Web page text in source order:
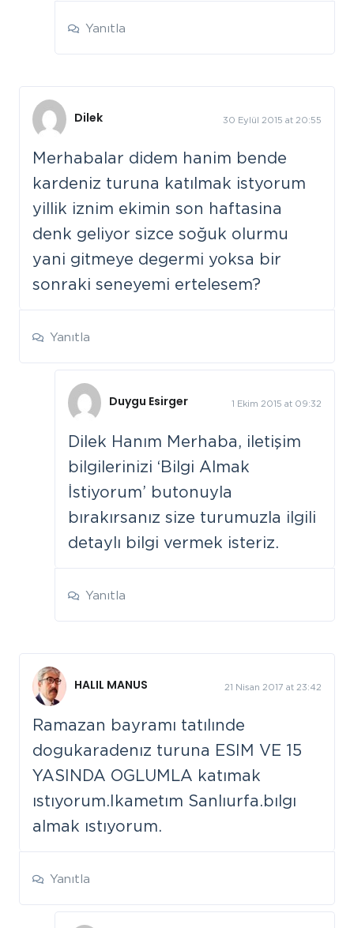
Yanıtla
Dilek 30 Eylül 2015 at 20:55
Merhabalar didem hanim bende
kardeniz turuna katılmak istyorum
yillik iznim ekimin son haftasina
denk geliyor sizce soğuk olurmu
yani gitmeye degermi yoksa bir
sonraki seneyemi ertelesem?
Yanıtla
Duygu Esirger 1 Ekim 2015 at 09:32
Dilek Hanım Merhaba, iletişim
bilgilerinizi ‘Bilgi Almak
İstiyorum’ butonuyla
bırakırsanız size turumuzla ilgili
detaylı bilgi vermek isteriz.
Yanıtla
HALIL MANUS 21 Nisan 2017 at 23:42
Ramazan bayramı tatılınde
dogukaradenız turuna ESIM VE 15
YASINDA OGLUMLA katımak
ıstıyorum.Ikametım Sanlıurfa.bılgı
almak ıstıyorum.
Yanıtla